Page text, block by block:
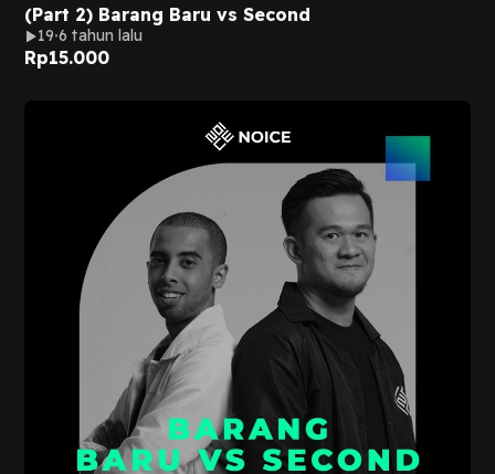
(Part 2) Barang Baru vs Second
19 6 tahun lalu
Rp15.000